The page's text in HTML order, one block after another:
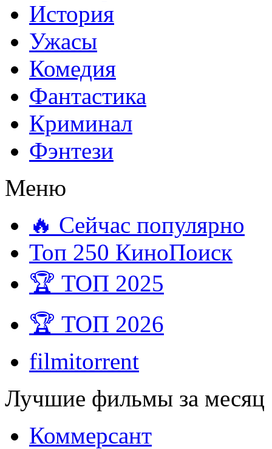
История
Ужасы
Комедия
Фантастика
Криминал
Фэнтези
Меню
🔥 Сейчас популярно
Топ 250 КиноПоиск
🏆 ТОП 2025
🏆 ТОП 2026
filmitorrent
Лучшие фильмы за месяц
Коммерсант